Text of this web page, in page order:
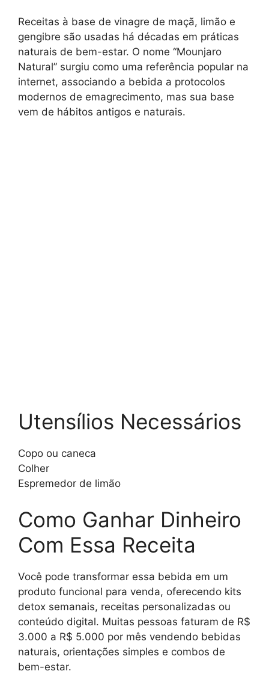
Receitas à base de vinagre de maçã, limão e
gengibre são usadas há décadas em práticas
naturais de bem-estar. O nome “Mounjaro
Natural” surgiu como uma referência popular na
internet, associando a bebida a protocolos
modernos de emagrecimento, mas sua base
vem de hábitos antigos e naturais.
Utensílios Necessários
Copo ou caneca
Colher
Espremedor de limão
Como Ganhar Dinheiro
Com Essa Receita
Você pode transformar essa bebida em um
produto funcional para venda, oferecendo kits
detox semanais, receitas personalizadas ou
conteúdo digital. Muitas pessoas faturam de R$
3.000 a R$ 5.000 por mês vendendo bebidas
naturais, orientações simples e combos de
bem-estar.